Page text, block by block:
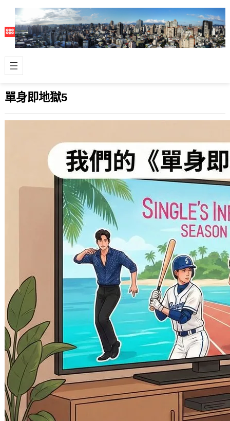
單身即地獄5
2026 年 2 月 17 日
如果有看我 SNS 推文的，應該都知道
我和我們家「閃光」絕對是不折不扣的
韓國戀愛實境秀狂粉！而其中讓我們最
欲罷…